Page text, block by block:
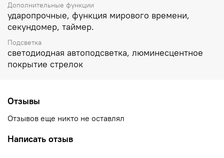
Дополнительные функции
ударопрочные, функция мирового времени,
секундомер, таймер.
Подсветка
светодиодная автоподсветка, люминесцентное
покрытие стрелок
Отзывы
Отзывов еще никто не оставлял
Написать отзыв